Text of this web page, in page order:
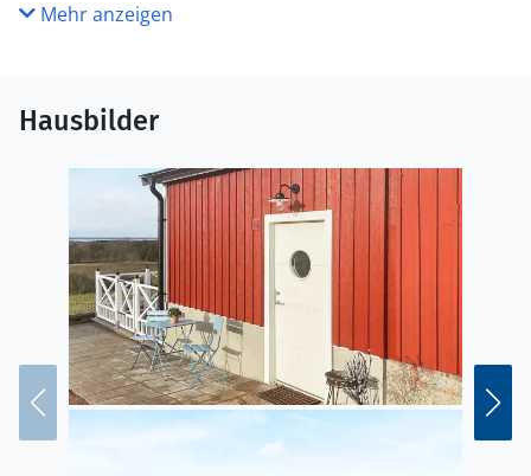
Mehr anzeigen
Hausbilder